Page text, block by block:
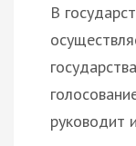
В
руководит